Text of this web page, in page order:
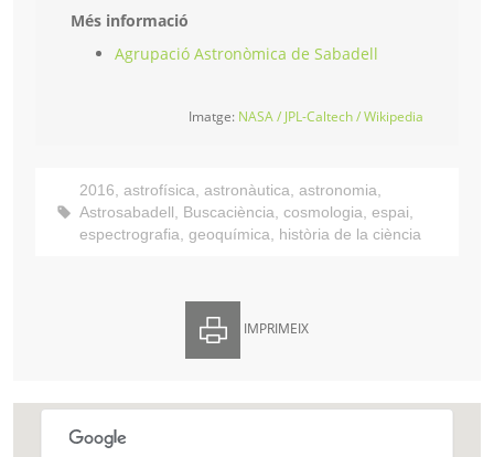
Més informació
Agrupació Astronòmica de Sabadell
Imatge: NASA / JPL-Caltech / Wikipedia
2016, astrofísica, astronàutica, astronomia,
Astrosabadell, Buscaciència, cosmologia, espai,
espectrografia, geoquímica, història de la ciència
IMPRIMEIX